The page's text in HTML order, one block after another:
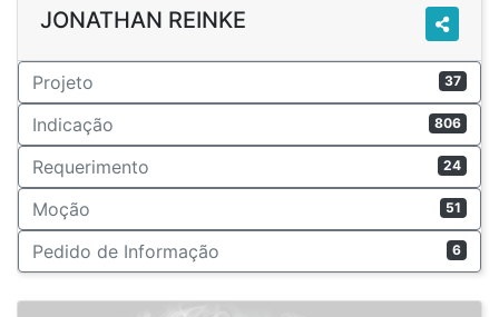
JONATHAN REINKE
Projeto 37
Indicação 806
Requerimento 24
Moção 51
Pedido de Informação 6